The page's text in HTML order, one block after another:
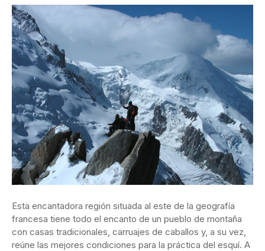
Esta encantadora región situada al este de la geografía
francesa tiene todo el encanto de un pueblo de montaña
con casas tradicionales, carruajes de caballos y, a su vez,
reúne las mejores condiciones para la práctica del esquí. A